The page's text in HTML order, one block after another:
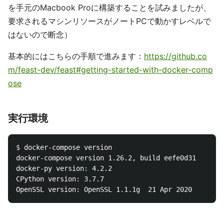
を手元のMacbook Proに構築することを試みましたが、
要求されるマシンリソースがノートPCで動かすレベルで
はないので断念）
基本的にはこちらの手順で進みます： https://github.co
m/feast-dev/feast#getting-started-with-docker-comp
ose
実行環境
$ docker-compose version
docker-compose version 1.26.2, build eefe0d31
docker-py version: 4.2.2
CPython version: 3.7.7